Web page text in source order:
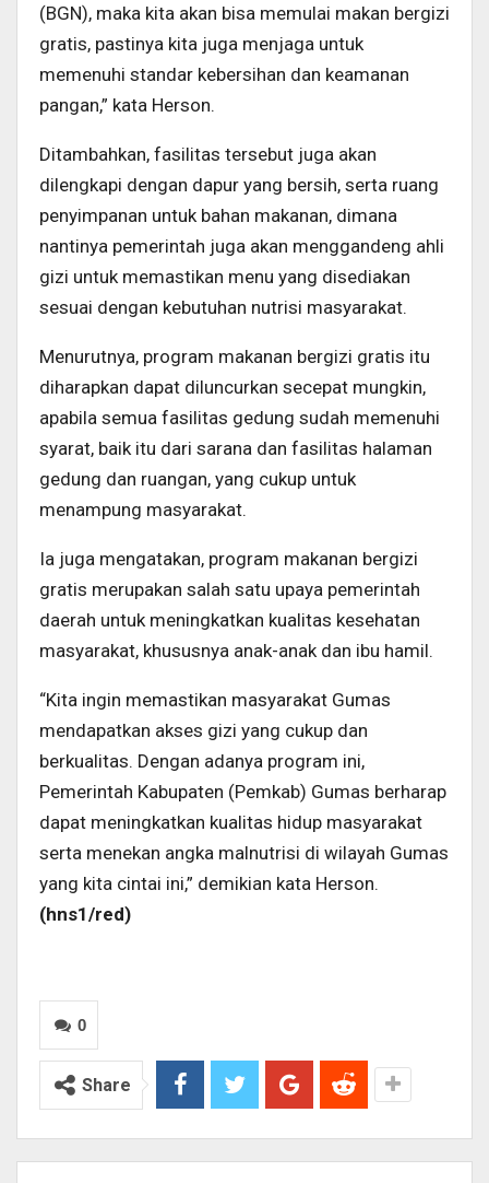
(BGN), maka kita akan bisa memulai makan bergizi
gratis, pastinya kita juga menjaga untuk
memenuhi standar kebersihan dan keamanan
pangan,” kata Herson.
Ditambahkan, fasilitas tersebut juga akan
dilengkapi dengan dapur yang bersih, serta ruang
penyimpanan untuk bahan makanan, dimana
nantinya pemerintah juga akan menggandeng ahli
gizi untuk memastikan menu yang disediakan
sesuai dengan kebutuhan nutrisi masyarakat.
Menurutnya, program makanan bergizi gratis itu
diharapkan dapat diluncurkan secepat mungkin,
apabila semua fasilitas gedung sudah memenuhi
syarat, baik itu dari sarana dan fasilitas halaman
gedung dan ruangan, yang cukup untuk
menampung masyarakat.
Ia juga mengatakan, program makanan bergizi
gratis merupakan salah satu upaya pemerintah
daerah untuk meningkatkan kualitas kesehatan
masyarakat, khususnya anak-anak dan ibu hamil.
“Kita ingin memastikan masyarakat Gumas
mendapatkan akses gizi yang cukup dan
berkualitas. Dengan adanya program ini,
Pemerintah Kabupaten (Pemkab) Gumas berharap
dapat meningkatkan kualitas hidup masyarakat
serta menekan angka malnutrisi di wilayah Gumas
yang kita cintai ini,” demikian kata Herson.
(hns1/red)
0
Share